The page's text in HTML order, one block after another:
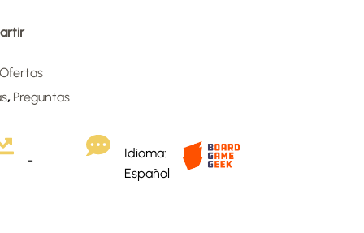
Ofertas
, Preguntas
-
Idioma:
Español